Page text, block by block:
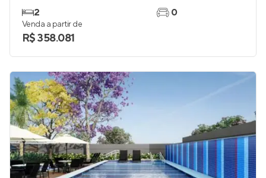
2
0
Venda a partir de
R$ 358.081